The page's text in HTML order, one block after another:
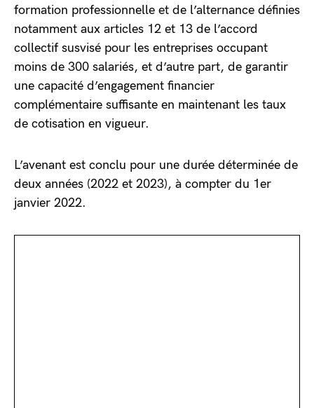
formation professionnelle et de l’alternance définies
notamment aux articles 12 et 13 de l’accord
collectif susvisé pour les entreprises occupant
moins de 300 salariés, et d’autre part, de garantir
une capacité d’engagement financier
complémentaire suffisante en maintenant les taux
de cotisation en vigueur.
L’avenant est conclu pour une durée déterminée de
deux années (2022 et 2023), à compter du 1er
janvier 2022.